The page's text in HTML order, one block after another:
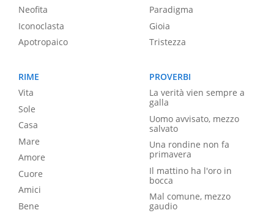
Neofita
Iconoclasta
Apotropaico
Paradigma
Gioia
Tristezza
RIME
Vita
Sole
Casa
Mare
Amore
Cuore
Amici
Bene
PROVERBI
La verità vien sempre a
galla
Uomo avvisato, mezzo
salvato
Una rondine non fa
primavera
Il mattino ha l'oro in
bocca
Mal comune, mezzo
gaudio